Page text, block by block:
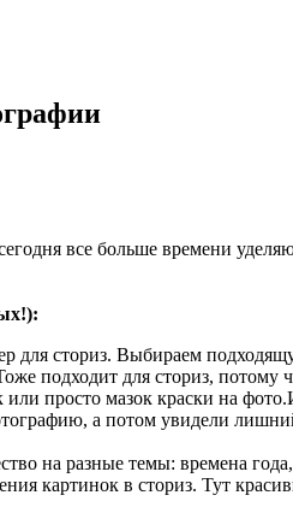
все больше времени
сториз. Выбираем
подходит для сториз, потому
или просто мазок краски на
а потом увидели
на разные темы: времена
картинок в сториз. Тут